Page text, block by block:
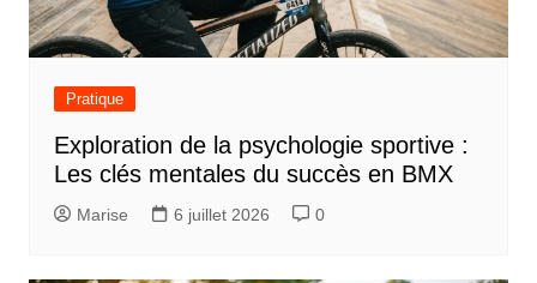
Pratique
Exploration de la psychologie sportive :
Les clés mentales du succès en BMX
Marise 6 juillet 2026 0